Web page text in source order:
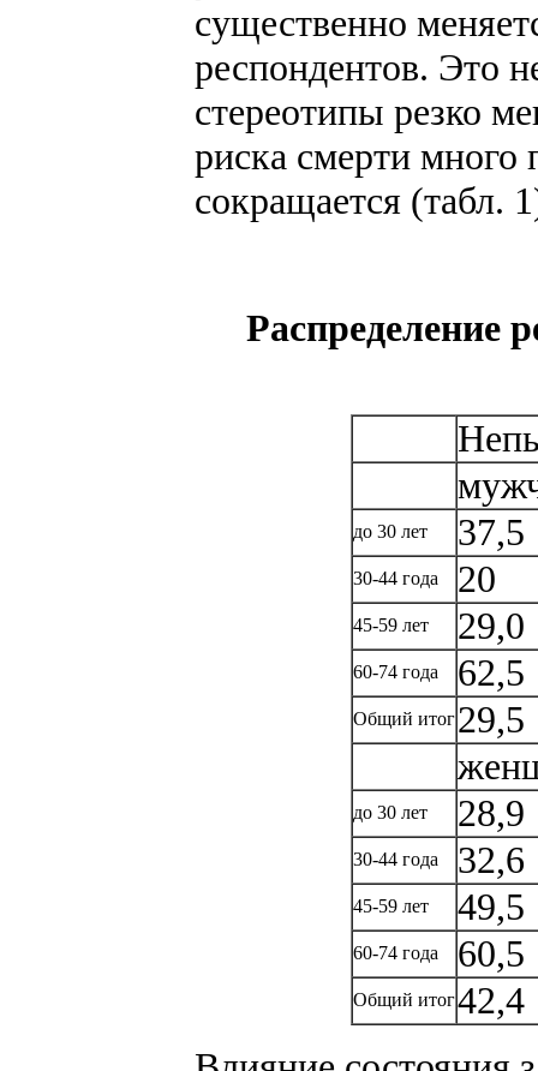
существенно
респондентов. Это
стереотипы резко
риска смерти
сокращается (табл.
Распределение
до 30 лет 37,5
30-44 года 20
45-59 лет 29,0
60-74 года 62,5
Общий итог29,5
до 30 лет 28,9
30-44 года 32,6
45-59 лет 49,5
60-74 года 60,5
Общий итог42,4